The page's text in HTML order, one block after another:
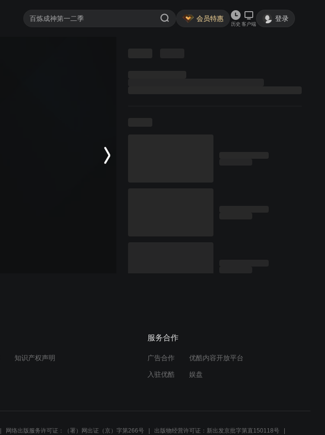
会员特惠
历史 客户端
登录
知识产权声明
服务合作
广告合作 优酷内容开放平台
入驻优酷 娱盘
网络出版服务许可证：（署）网出证（京）字第266号 出版物经营许可证：新出发京批字第直150118号